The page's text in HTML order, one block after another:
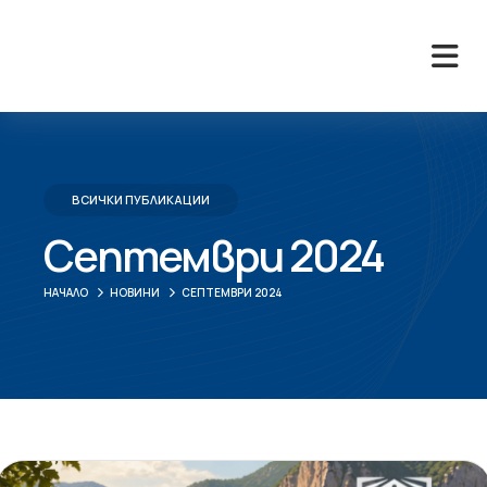
ВСИЧКИ ПУБЛИКАЦИИ
Септември 2024
НАЧАЛО НОВИНИ СЕПТЕМВРИ 2024